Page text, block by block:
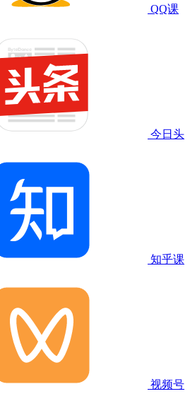
QQ课
今日头
知乎课
视频号